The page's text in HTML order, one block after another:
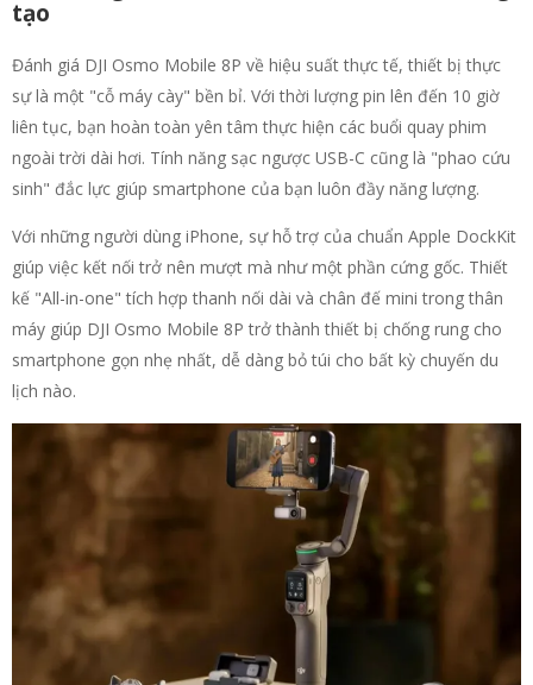
tạo
Đánh giá DJI Osmo Mobile 8P về hiệu suất thực tế, thiết bị thực
sự là một "cỗ máy cày" bền bỉ. Với thời lượng pin lên đến 10 giờ
liên tục, bạn hoàn toàn yên tâm thực hiện các buổi quay phim
ngoài trời dài hơi. Tính năng sạc ngược USB-C cũng là "phao cứu
sinh" đắc lực giúp smartphone của bạn luôn đầy năng lượng.
Với những người dùng iPhone, sự hỗ trợ của chuẩn Apple DockKit
giúp việc kết nối trở nên mượt mà như một phần cứng gốc. Thiết
kế "All-in-one" tích hợp thanh nối dài và chân đế mini trong thân
máy giúp DJI Osmo Mobile 8P trở thành thiết bị chống rung cho
smartphone gọn nhẹ nhất, dễ dàng bỏ túi cho bất kỳ chuyến du
lịch nào.